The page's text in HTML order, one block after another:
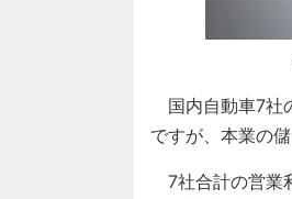
国内自動車7社
ですが、本業の
7社合計の営業